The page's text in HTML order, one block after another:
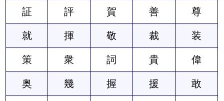
証 評 賀 善 尊
就 揮 敬 裁 装
策 衆 詞 貴 偉
奥 幾 握 援 敢